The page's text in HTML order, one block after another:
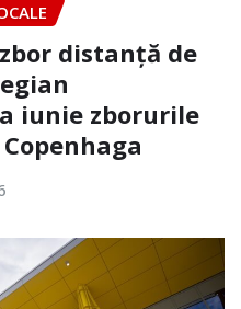
distanță de
iunie zborurile